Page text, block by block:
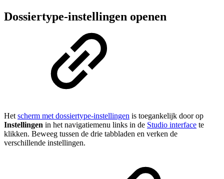
Dossiertype-instellingen openen
Het scherm met dossiertype-instellingen is toegankelijk door op
Instellingen in het navigatiemenu links in de Studio interface te
klikken. Beweeg tussen de drie tabbladen en verken de
verschillende instellingen.